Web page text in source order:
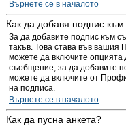
Върнете се в началото
Как да добавя подпис
За да добавите подпис към
такъв. Това става във вашия
можете да включите опцията
съобщение, за да добавите
можете да включите от
на подписа.
Върнете се в началото
Как да пусна анкета?